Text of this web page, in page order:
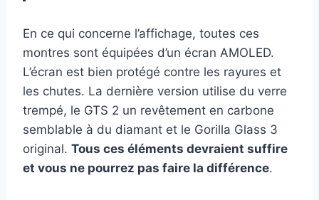
En ce qui concerne l’affichage, toutes ces
montres sont équipées d’un écran AMOLED.
L’écran est bien protégé contre les rayures et
les chutes. La dernière version utilise du verre
trempé, le GTS 2 un revêtement en carbone
semblable à du diamant et le Gorilla Glass 3
original. Tous ces éléments devraient suffire
et vous ne pourrez pas faire la différence.